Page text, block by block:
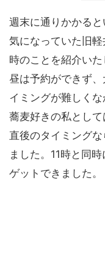
週末に通りかかる
気になっていた旧
時のことを紹介いた
昼は予約ができず
イミングが難しくな
蕎麦好きの私とし
直後のタイミング
ました。11時と同
ゲットできました。